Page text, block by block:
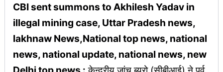
CBI sent summons to Akhilesh Yadav in
illegal mining case, Uttar Pradesh news,
lakhnaw News,National top news, national
news, national update, national news, new